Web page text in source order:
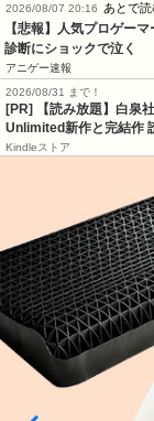
2026/08/07 20:16
あとで読
【悲報】人気プロゲー
診断にショックで泣く
アニゲー速報
2026/08/31 まで！
[PR]
【読み放題】白泉
Unlimited新作と完結作
Kindleストア